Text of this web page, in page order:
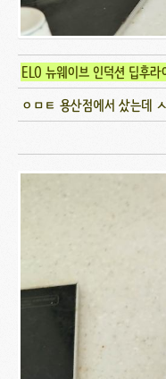
ELO 뉴웨이브 인덕션 딥후
ㅇㅁㅌ 용산점에서 샀는데